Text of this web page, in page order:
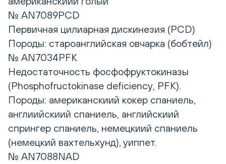
№ AN7089PCD
Первичная цилиарная дискинезия (PCD)
Породы: староанглийская овчарка (бобтейл)
№ AN7034PFK
Недостаточность фосфофруктокиназы
(Phosphofructokinase deficiency, PFK).
Породы: американскиий кокер спаниель,
англиийскиий спаниель, английскиий
спрингер спаниель, немецкиий спаниель
(немецкий вахтельхунд), уиппет.
№ AN7088NAD